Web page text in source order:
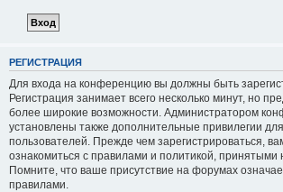
РЕГИСТРАЦИЯ
Для входа на конференцию вы должны быть
Регистрация занимает всего несколько минут, но
более широкие возможности. Администратором
установлены также дополнительные привилегии
пользователей. Прежде чем зарегистрироваться,
ознакомиться с правилами и политикой, принятыми
Помните, что ваше присутствие на форумах
правилами.